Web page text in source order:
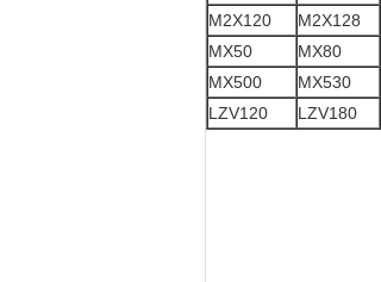
M2X120
M2X128
MX50
MX80
MX500
MX530
LZV120
LZV180